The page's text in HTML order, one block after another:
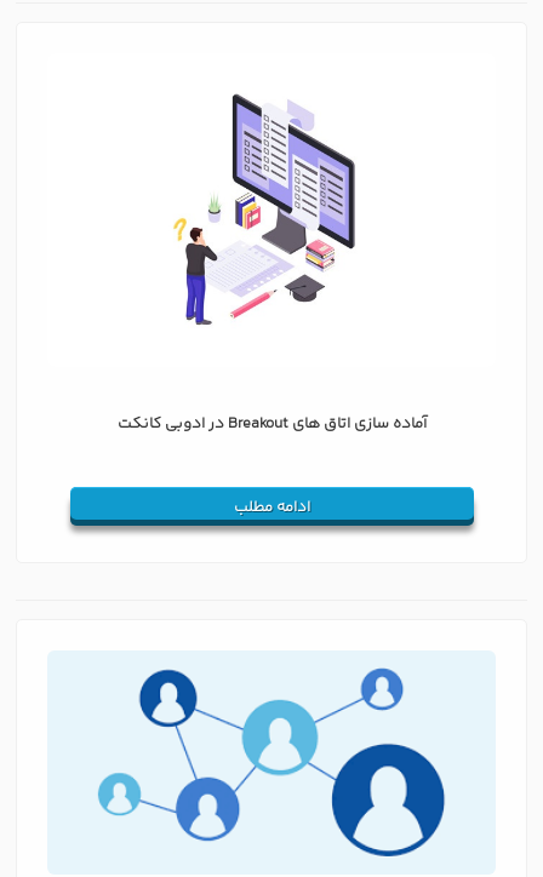
آماده سازی اتاق های Breakout در ادوبی کانکت
ادامه مطلب